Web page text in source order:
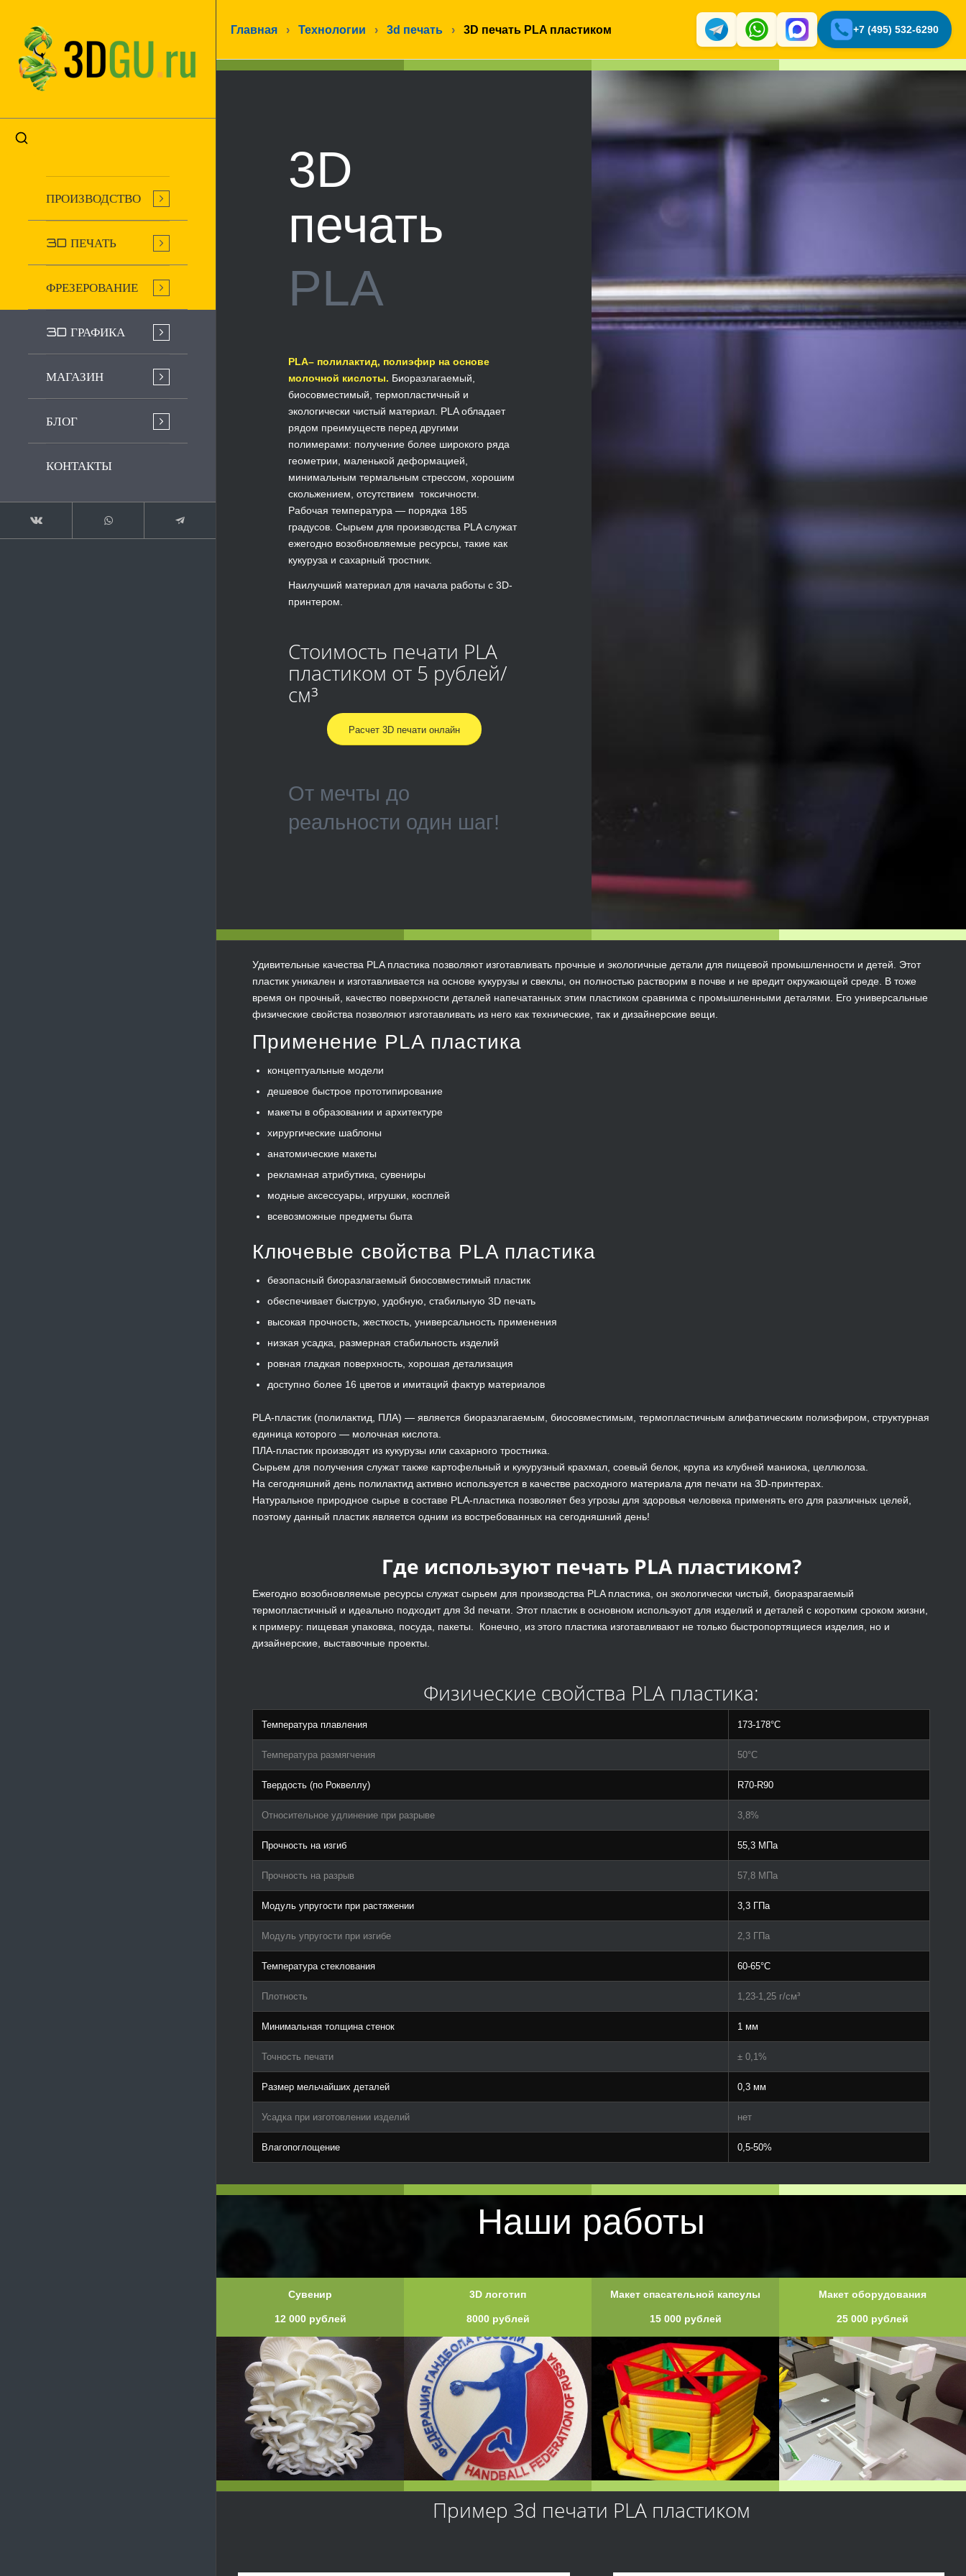
ПРОИЗВОДСТВО
3D ПЕЧАТЬ
ФРЕЗЕРОВАНИЕ
3D ГРАФИКА
МАГАЗИН
БЛОГ
КОНТАКТЫ
Главная › Технологии › 3d печать › 3D печать PLA пластиком +7 (495) 532-6290
3D
печать
PLA
PLA– полилактид, полиэфир на основе
молочной кислоты. Биоразлагаемый,
биосовместимый, термопластичный и
экологически чистый материал. PLA обладает
рядом преимуществ перед другими
полимерами: получение более широкого ряда
геометрии, маленькой деформацией,
минимальным термальным стрессом, хорошим
скольжением, отсутствием токсичности.
Рабочая температура — порядка 185
градусов. Сырьем для производства PLA служат
ежегодно возобновляемые ресурсы, такие как
кукуруза и сахарный тростник.
Наилучший материал для начала работы с 3D-
принтером.
Стоимость печати PLA
пластиком от 5 рублей/
см³
Расчет 3D печати онлайн
От мечты до
реальности один шаг!
Удивительные качества PLA пластика позволяют изготавливать прочные и экологичные детали для пищевой промышленности и детей. Этот
пластик уникален и изготавливается на основе кукурузы и свеклы, он полностью растворим в почве и не вредит окружающей среде. В тоже
время он прочный, качество поверхности деталей напечатанных этим пластиком сравнима с промышленными деталями. Его универсальные
физические свойства позволяют изготавливать из него как технические, так и дизайнерские вещи.
Применение PLA пластика
концептуальные модели
дешевое быстрое прототипирование
макеты в образовании и архитектуре
хирургические шаблоны
анатомические макеты
рекламная атрибутика, сувениры
модные аксессуары, игрушки, косплей
всевозможные предметы быта
Ключевые свойства PLA пластика
безопасный биоразлагаемый биосовместимый пластик
обеспечивает быструю, удобную, стабильную 3D печать
высокая прочность, жесткость, универсальность применения
низкая усадка, размерная стабильность изделий
ровная гладкая поверхность, хорошая детализация
доступно более 16 цветов и имитаций фактур материалов
PLA-пластик (полилактид, ПЛА) — является биоразлагаемым, биосовместимым, термопластичным алифатическим полиэфиром, структурная
единица которого — молочная кислота.
ПЛА-пластик производят из кукурузы или сахарного тростника.
Сырьем для получения служат также картофельный и кукурузный крахмал, соевый белок, крупа из клубней маниока, целлюлоза.
На сегодняшний день полилактид активно используется в качестве расходного материала для печати на 3D-принтерах.
Натуральное природное сырье в составе PLA-пластика позволяет без угрозы для здоровья человека применять его для различных целей,
поэтому данный пластик является одним из востребованных на сегодняшний день!
Где используют печать PLA пластиком?
Ежегодно возобновляемые ресурсы служат сырьем для производства PLA пластика, он экологически чистый, биоразрагаемый
термопластичный и идеально подходит для 3d печати. Этот пластик в основном используют для изделий и деталей с коротким сроком жизни,
к примеру: пищевая упаковка, посуда, пакеты. Конечно, из этого пластика изготавливают не только быстропортящиеся изделия, но и
дизайнерские, выставочные проекты.
Физические свойства PLA пластика:
Температура плавления 173-178°C
Температура размягчения 50°C
Твердость (по Роквеллу) R70-R90
Относительное удлинение при разрыве 3,8%
Прочность на изгиб 55,3 МПа
Прочность на разрыв 57,8 МПа
Модуль упругости при растяжении 3,3 ГПа
Модуль упругости при изгибе 2,3 ГПа
Температура стеклования 60-65°C
Плотность 1,23-1,25 г/см³
Минимальная толщина стенок 1 мм
Точность печати ± 0,1%
Размер мельчайших деталей 0,3 мм
Усадка при изготовлении изделий нет
Влагопоглощение 0,5-50%
Наши работы
Сувенир
12 000 рублей
3D логотип
8000 рублей
Макет спасательной капсулы
15 000 рублей
Макет оборудования
25 000 рублей
Пример 3d печати PLA пластиком